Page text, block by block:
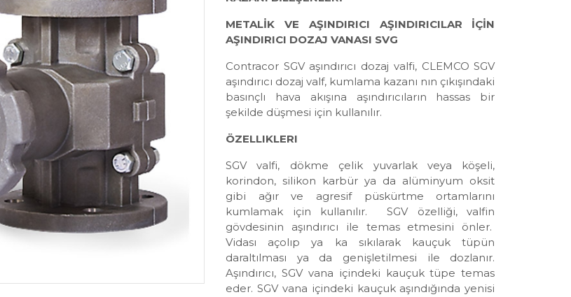
METALİK VE AŞINDIRICI AŞINDIRICILAR İÇİN
AŞINDIRICI DOZAJ VANASI SVG
Contracor SGV aşındırıcı dozaj valfi, CLEMCO SGV
aşındırıcı dozaj valf, kumlama kazanı nın çıkışındaki
basınçlı hava akışına aşındırıcıların hassas bir
şekilde düşmesi için kullanılır.
ÖZELLIKLERI
SGV valfi, dökme çelik yuvarlak veya köşeli,
korindon, silikon karbür ya da alüminyum oksit
gibi ağır ve agresif püskürtme ortamlarını
kumlamak için kullanılır. SGV özelliği, valfin
gövdesinin aşındırıcı ile temas etmesini önler.
Vidası açolıp ya ka sıkılarak kauçuk tüpün
daraltılması ya da genişletilmesi ile dozlanır.
Aşındırıcı, SGV vana içindeki kauçuk tüpe temas
eder. SGV vana içindeki kauçuk aşındığında yenisi